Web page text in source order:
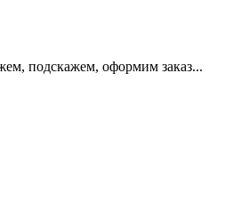
подскажем, оформим заказ...